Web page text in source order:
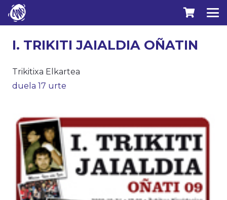
I. TRIKITI JAIALDIA OÑATIN
Trikitixa Elkartea
duela 17 urte